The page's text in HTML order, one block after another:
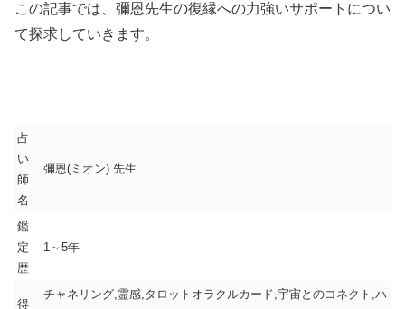
この記事では、彌恩先生の復縁への力強いサポートについ
て探求していきます。
占
い
師
名
彌恩(ミオン) 先生
鑑
定
歴
1～5年
得
チャネリング,霊感,タロットオラクルカード,宇宙とのコネクト,ハ